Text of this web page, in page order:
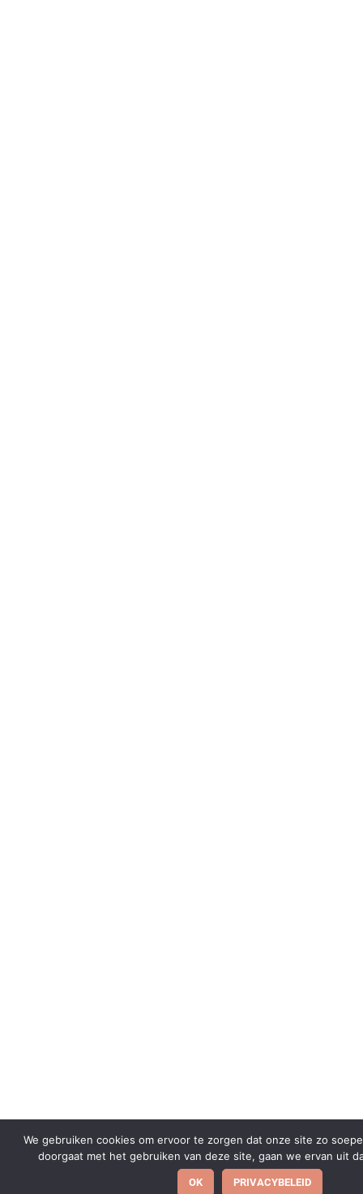
We gebruiken cookies om ervoor te zorgen dat onze site zo
doorgaat met het gebruiken van deze site, gaan we ervan uit
OK PRIVACYBELEID